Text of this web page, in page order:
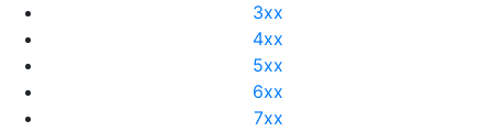
3xx
4xx
5xx
6xx
7xx